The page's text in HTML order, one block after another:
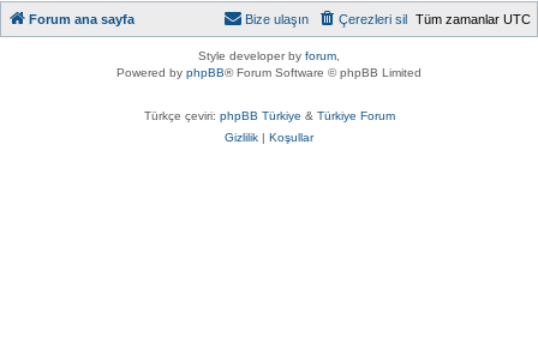
Forum ana sayfa Tüm zamanlar UTC
Çerezleri sil
Bize ulaşın
Style developer by forum
Powered by phpBB® Forum Software © phpBB Limited
Türkçe çeviri: phpBB Türkiye & Türkiye Forum
Gizlilik | Koşullar